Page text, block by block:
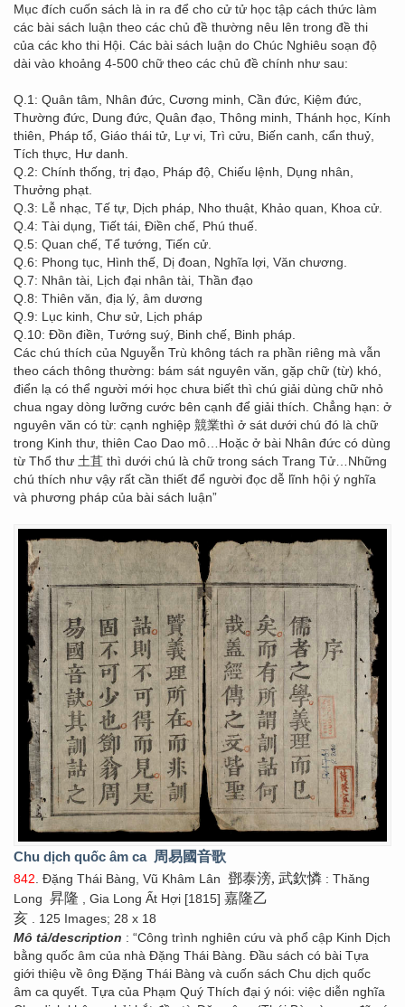
Mục đích cuốn sách là in ra để cho cử tử học tập cách thức làm
các bài sách luận theo các chủ đề thường nêu lên trong đề thi
của các kho thi Hội. Các bài sách luận do Chúc Nghiêu soạn độ
dài vào khoảng 4-500 chữ theo các chủ đề chính như sau:
Q.1: Quân tâm, Nhân đức, Cương minh, Cần đức, Kiệm đức,
Thường đức, Dung đức, Quân đạo, Thông minh, Thánh học, Kính
thiên, Pháp tổ, Giáo thái tử, Lự vi, Trì cửu, Biến canh, cẩn thuỷ,
Tích thực, Hư danh.
Q.2: Chính thống, trị đạo, Pháp độ, Chiếu lệnh, Dụng nhân,
Thưởng phạt.
Q.3: Lễ nhạc, Tế tự, Dịch pháp, Nho thuật, Khảo quan, Khoa cử.
Q.4: Tài dụng, Tiết tái, Điền chế, Phú thuế.
Q.5: Quan chế, Tể tướng, Tiến cử.
Q.6: Phong tục, Hình thế, Dị đoan, Nghĩa lợi, Văn chương.
Q.7: Nhân tài, Lịch đại nhân tài, Thần đạo
Q.8: Thiên văn, địa lý, âm dương
Q.9: Lục kinh, Chư sử, Lịch pháp
Q.10: Đồn điền, Tướng suý, Binh chế, Binh pháp.
Các chú thích của Nguyễn Trù không tách ra phần riêng mà vẫn
theo cách thông thường: bám sát nguyên văn, gặp chữ (từ) khó,
điển lạ có thể người mới học chưa biết thì chú giải dùng chữ nhỏ
chua ngay dòng lưỡng cước bên cạnh để giải thích. Chẳng hạn: ở
nguyên văn có từ: cạnh nghiệp 競業thì ở sát dưới chú đó là chữ
trong Kinh thư, thiên Cao Dao mô…Hoặc ở bài Nhân đức có dùng
từ Thổ thư 土苴 thì dưới chú là chữ trong sách Trang Tử…Những
chú thích như vậy rất cần thiết để người đọc dễ lĩnh hội ý nghĩa
và phương pháp của bài sách luận”
Chu dịch quốc âm ca 周易國音歌
842 . Đặng Thái Bàng, Vũ Khâm Lân 鄧泰滂, 武欽憐 : Thăng
Long 昇隆 , Gia Long Ất Hợi [1815] 嘉隆乙
亥 . 125 Images; 28 x 18
Mô tả/description : “Công trình nghiên cứu và phổ cập Kinh Dịch
bằng quốc âm của nhà Đặng Thái Bàng. Đầu sách có bài Tựa
giới thiệu về ông Đặng Thái Bàng và cuốn sách Chu dịch quốc
âm ca quyết. Tựa của Phạm Quý Thích đại ý nói: việc diễn nghĩa